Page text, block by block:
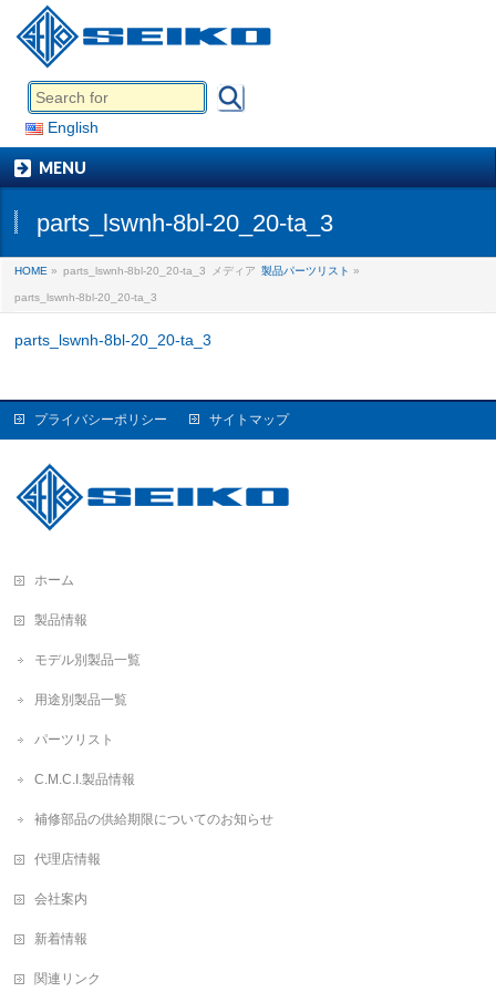
English
MENU
parts_lswnh-8bl-20_20-ta_3
HOME » parts_lswnh-8bl-20_20-ta_3 メディア 製品パーツリスト »
parts_lswnh-8bl-20_20-ta_3
parts_lswnh-8bl-20_20-ta_3
プライバシーポリシー サイトマップ
ホーム
製品情報
モデル別製品一覧
用途別製品一覧
パーツリスト
C.M.C.I.製品情報
補修部品の供給期限についてのお知らせ
代理店情報
会社案内
新着情報
関連リンク